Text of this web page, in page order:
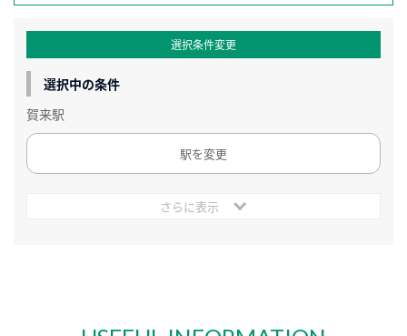
選択条件変更
選択中の条件
賀来駅
駅を変更
さらに表示